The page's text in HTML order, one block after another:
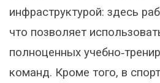
инфраструктурой: здесь
что позволяет
полноценных
команд. Кроме того, в